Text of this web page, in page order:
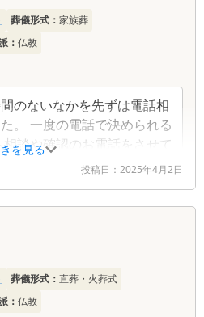
を見る
葬儀形式： 家族葬
： 仏教
のないなかを先ずは電話相
。 一度の電話で決められる
談や確認のお電話をさせて
たが、とても親身な対応を
ました。 お手頃な価格もあ
なんといっても家族の気持
、一緒に乗り越えていると
一連の葬儀を執り行うこと
【お値段以上、それ以上】
上げます。
投稿日： 2025年4月2日
葬儀形式： 直葬・火葬式
： 仏教